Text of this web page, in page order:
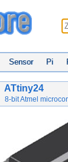
Sensor Pi
ATtiny24
8-bit Atmel